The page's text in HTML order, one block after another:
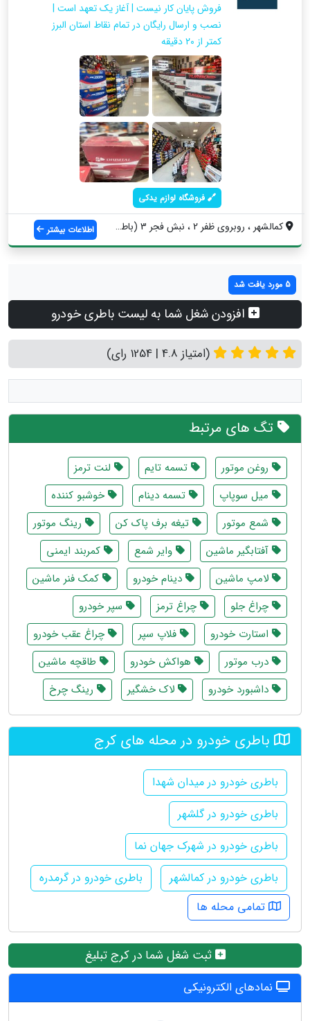
فروش پایان کار نیست | آغاز یک تعهد است |
نصب و ارسال رایگان در تمام نقاط استان البرز
کمتر از ۲۰ دقیقه
فروشگاه لوازم یدکی
کمالشهر ، روبروی ظفر 2 ، نبش فجر 3 (باطر... اطلاعات بیشتر
5 مورد یافت شد
افزودن شغل شما به لیست باطری خودرو
(امتیاز 4.8 | 1254 رای)
تگ های مرتبط
روغن موتور تسمه تایم
لنت ترمز
میل سوپاپ
تسمه دینام
خوشبو کننده
شمع موتور
تیغه برف پاک کن
رینگ موتور
آفتابگیر ماشین
وایر شمع
کمربند ایمنی
لامپ ماشین
دینام خودرو
کمک فنر ماشین
چراغ جلو
چراغ ترمز
سپر خودرو
استارت خودرو
فلاپ سپر
چراغ عقب خودرو
درب موتور
هواکش خودرو
طاقچه ماشین
داشبورد خودرو
لاک خشگیر رینگ چرخ
باطری خودرو در محله های کرج
باطری خودرو در میدان شهدا
باطری خودرو در گلشهر
باطری خودرو در شهرک جهان نما
باطری خودرو در کمالشهر
باطری خودرو در گرمدره
تمامی محله ها
ثبت شغل شما در کرج تبلیغ
نمادهای الکترونیکی